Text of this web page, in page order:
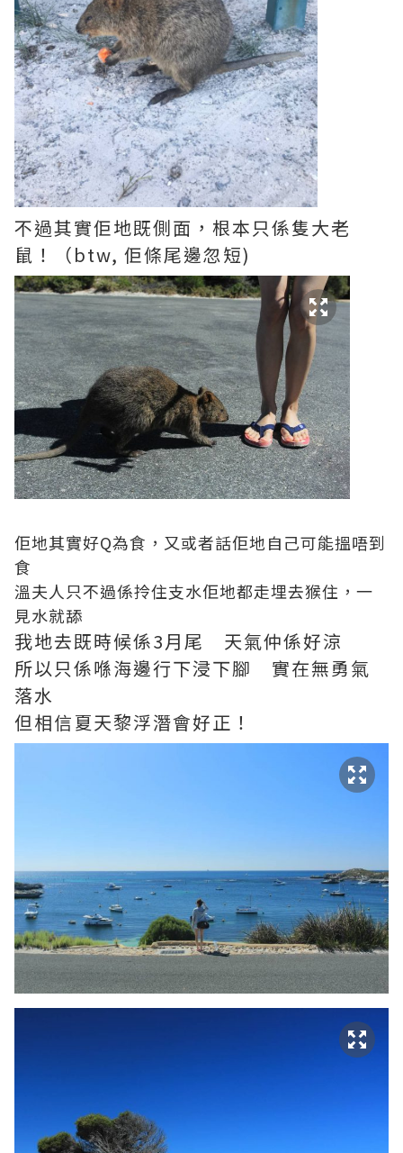
不過其實佢地既側面，根本只係隻大老
鼠！（btw, 佢條尾邊忽短)
佢地其實好Q為食，又或者話佢地自己可能搵唔到
食
溫夫人只不過係拎住支水佢地都走埋去猴住，一
見水就舔
我地去既時候係3月尾 天氣仲係好涼
所以只係喺海邊行下浸下腳 實在無勇氣
落水
但相信夏天黎浮潛會好正！